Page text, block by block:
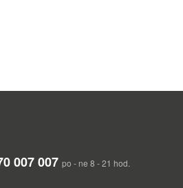
Ostrov leží v jihovýchodní části
dlouhý, ale jeho šířka je mnohem
007 007 po - ne 8 - 21 hod.